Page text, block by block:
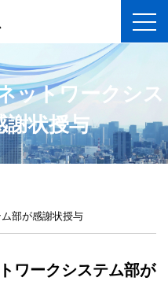
ットワークシス
謝状授与
部が感謝状授与
ワークシステム部が